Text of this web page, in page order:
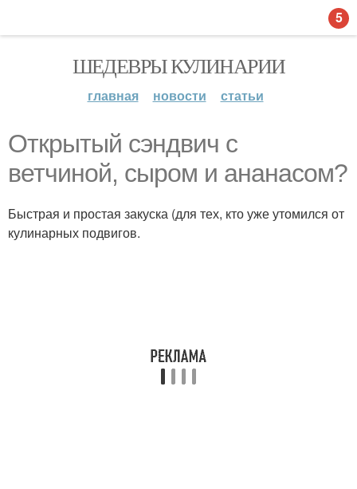
ШЕДЕВРЫ КУЛИНАРИИ
главная новости статьи
Открытый сэндвич с
ветчиной, сыром и ананасом?
Быстрая и простая закуска (для тех, кто уже утомился от
кулинарных подвигов.
5